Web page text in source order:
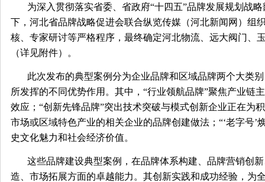
为深入贯彻落实省委、省政府“十四五”品牌发展规划战
下，河北省品牌战略促进会联合纵览传媒（河北新闻网）组
核、专家研讨等严格程序，最终确定河北物流、远大阀门、
（详见附件）。
此次发布的典型案例分为企业品牌和区域品牌两个大类
所发挥的不同优势作用。其中，“行业领航品牌”聚焦产业
效应；“创新先锋品牌”突出技术突破与模式创新企业正在为
市场或区域特色产业的相关企业的品牌创建做法；“‘老字号
史文化魅力和社会经济价值。
这些品牌建设典型案例，在品牌体系构建、品牌营销创
造、市场拓展方面的卓越能力。其创新实践和成功经验，为